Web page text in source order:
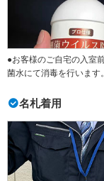
●お客様のご自宅の入室
菌水にて消毒を行います。
名札着用